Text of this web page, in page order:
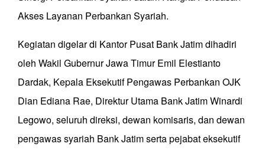
Akses Layanan Perbankan Syariah.
Kegiatan digelar di Kantor Pusat Bank Jatim dihadiri
oleh Wakil Gubernur Jawa Timur Emil Elestianto
Dardak, Kepala Eksekutif Pengawas Perbankan OJK
Dian Ediana Rae, Direktur Utama Bank Jatim Winardi
Legowo, seluruh direksi, dewan komisaris, dan dewan
pengawas syariah Bank Jatim serta pejabat eksekutif